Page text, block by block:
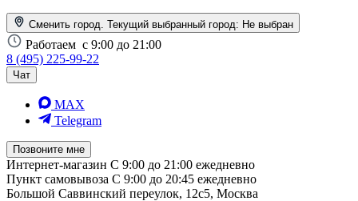
Сменить город. Текущий выбранный город: Не выбран
Работаем с 9:00 до 21:00
8 (495) 225-99-22
Чат
MAX
Telegram
Позвоните мне
Интернет-магазин С 9:00 до 21:00 ежедневно
Пункт самовывоза С 9:00 до 20:45 ежедневно
Большой Саввинский переулок, 12с5, Москва